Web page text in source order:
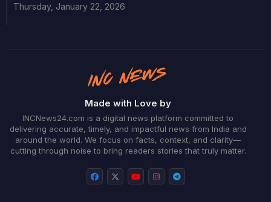
Thursday, January 22, 2026
Made with Love by
INCNews24.com is a digital news platform committed to
delivering accurate, timely, and impactful news from India and
around the world. We focus on facts, context, and clarity—
cutting through noise to bring readers stories that truly matter.